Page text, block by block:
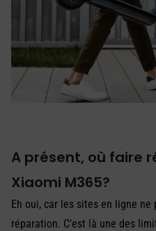
A présent, où faire
Xiaomi M365?
Eh oui, car les sites en ligne
réparation. C’est là une des